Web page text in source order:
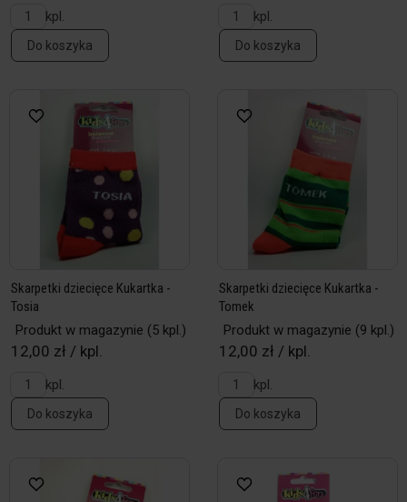
kpl.
Do koszyka
kpl.
Do koszyka
Skarpetki dziecięce Kukartka -
Tosia
Produkt w magazynie (5 kpl.)
12,00 zł / kpl.
kpl.
Do koszyka
Skarpetki dziecięce Kukartka -
Tomek
Produkt w magazynie (9 kpl.)
12,00 zł / kpl.
kpl.
Do koszyka